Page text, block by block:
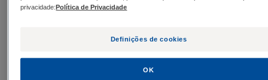
privacidade:Política de Privacidade
Definições de cookies
OK